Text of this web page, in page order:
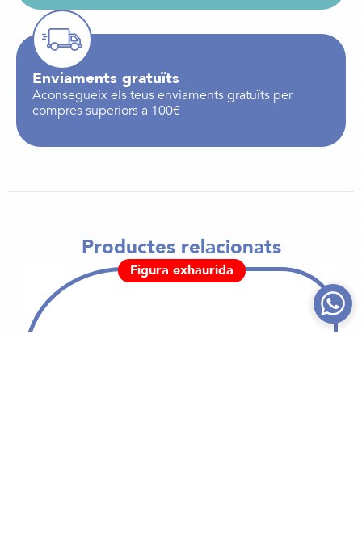
Enviaments gratuïts
Aconsegueix els teus enviaments gratuïts per
compres superiors a 100€
Productes relacionats
Figura exhaurida